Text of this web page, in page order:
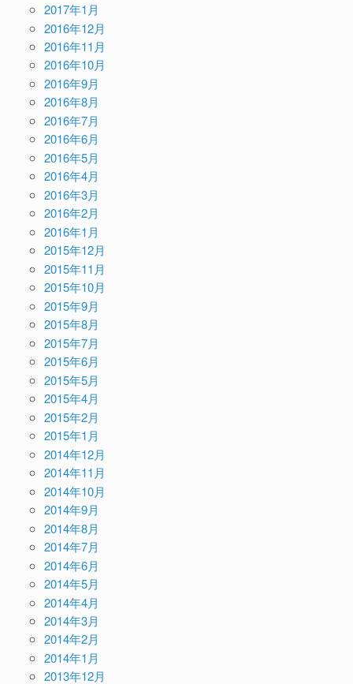
2017年1月
2016年12月
2016年11月
2016年10月
2016年9月
2016年8月
2016年7月
2016年6月
2016年5月
2016年4月
2016年3月
2016年2月
2016年1月
2015年12月
2015年11月
2015年10月
2015年9月
2015年8月
2015年7月
2015年6月
2015年5月
2015年4月
2015年2月
2015年1月
2014年12月
2014年11月
2014年10月
2014年9月
2014年8月
2014年7月
2014年6月
2014年5月
2014年4月
2014年3月
2014年2月
2014年1月
2013年12月